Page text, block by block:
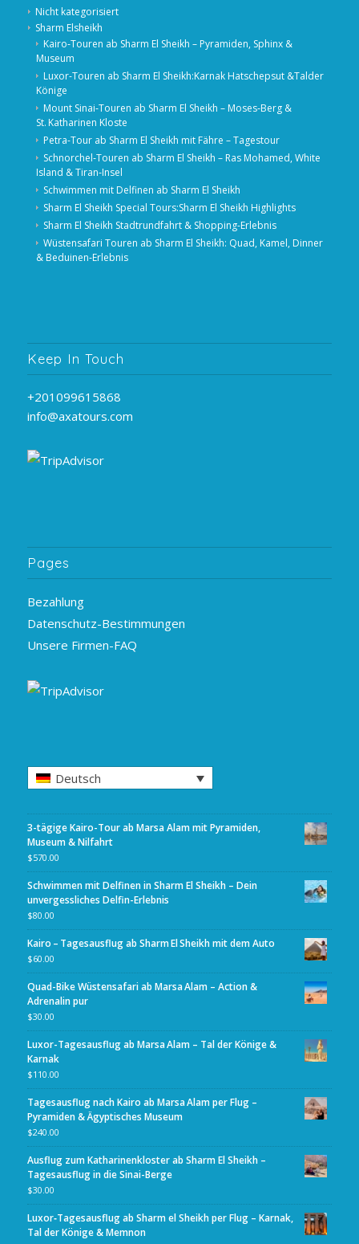
Nicht kategorisiert
Sharm Elsheikh
Kairo‑Touren ab Sharm El Sheikh – Pyramiden, Sphinx &
Museum
Luxor-Touren ab Sharm El Sheikh:Karnak Hatschepsut &Talder
Könige
Mount Sinai‑Touren ab Sharm El Sheikh – Moses‑Berg &
St. Katharinen Kloste
Petra-Tour ab Sharm El Sheikh mit Fähre – Tagestour
Schnorchel‑Touren ab Sharm El Sheikh – Ras Mohamed, White
Island & Tiran‑Insel
Schwimmen mit Delfinen ab Sharm El Sheikh
Sharm El Sheikh Special Tours:Sharm El Sheikh Highlights
Sharm El Sheikh Stadtrundfahrt & Shopping-Erlebnis
Wüstensafari Touren ab Sharm El Sheikh: Quad, Kamel, Dinner
& Beduinen‑Erlebnis
Keep In Touch
+201099615868
info@axatours.com
Pages
Bezahlung
Datenschutz-Bestimmungen
Unsere Firmen-FAQ
Deutsch
3-tägige Kairo-Tour ab Marsa Alam mit Pyramiden,
Museum & Nilfahrt
$570.00
Schwimmen mit Delfinen in Sharm El Sheikh – Dein
unvergessliches Delfin-Erlebnis
$80.00
Kairo – Tagesausflug ab Sharm El Sheikh mit dem Auto
$60.00
Quad-Bike Wüstensafari ab Marsa Alam – Action &
Adrenalin pur
$30.00
Luxor-Tagesausflug ab Marsa Alam – Tal der Könige &
Karnak
$110.00
Tagesausflug nach Kairo ab Marsa Alam per Flug –
Pyramiden & Ägyptisches Museum
$240.00
Ausflug zum Katharinenkloster ab Sharm El Sheikh –
Tagesausflug in die Sinai-Berge
$30.00
Luxor‑Tagesausflug ab Sharm el Sheikh per Flug – Karnak,
Tal der Könige & Memnon